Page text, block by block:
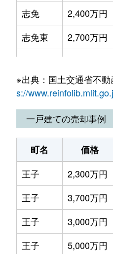
志免
2,400万円
志免東
2,700万円
東公園台
1,200万円
別府西
1,400万円
別府東
1,700万円
御手洗
900万円
御手洗
12,000万円
御手洗
7,000万円
南里
5,500万円
※出典：国土交通省不
s://
一戸建ての売却事例
町名 価格
王子
2,300万円
王子
3,700万円
王子
3,000万円
王子
5,000万円